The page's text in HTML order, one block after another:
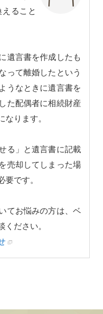
ること
遺言書を作成したも
って離婚したという
うなときに遺言書を
た配偶者に相続財産
なります。
る」と遺言書に記載
売却してしまった場
要です。
てお悩みの方は、ベ
ください。